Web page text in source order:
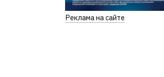
Реклама на сайте